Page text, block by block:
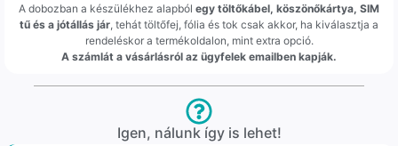
A dobozban a készülékhez alapból egy töltőkábel, köszönőkártya, SIM
tű és a jótállás jár , tehát töltőfej, fólia és tok csak akkor, ha kiválasztja a
rendeléskor a termékoldalon, mint extra opció.
A számlát a vásárlásról az ügyfelek emailben kapják.
Igen, nálunk így is lehet!